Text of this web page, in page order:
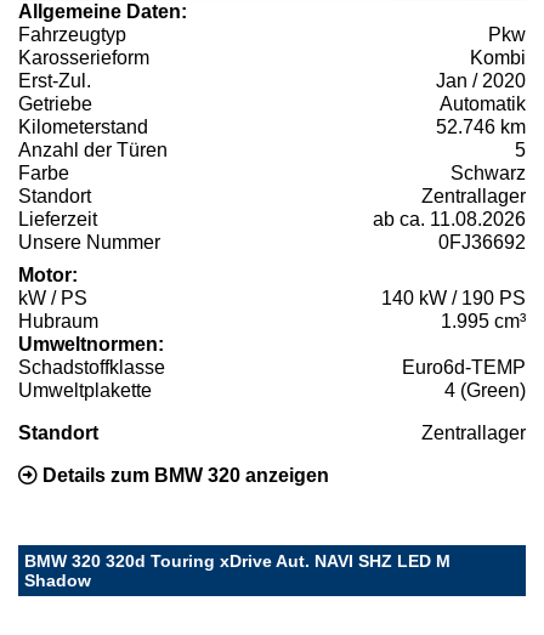
Allgemeine Daten:
Fahrzeugtyp
Pkw
Karosserieform
Kombi
Erst-Zul.
Jan / 2020
Getriebe
Automatik
Kilometerstand
52.746 km
Anzahl der Türen
5
Farbe
Schwarz
Standort
Zentrallager
Lieferzeit
ab ca. 11.08.2026
Unsere Nummer
0FJ36692
Motor:
kW / PS
140 kW / 190 PS
Hubraum
1.995 cm³
Umweltnormen:
Schadstoffklasse
Euro6d-TEMP
Umweltplakette
4 (Green)
Standort Zentrallager
Details zum BMW 320 anzeigen
BMW 320 320d Touring xDrive Aut. NAVI SHZ LED M
Shadow